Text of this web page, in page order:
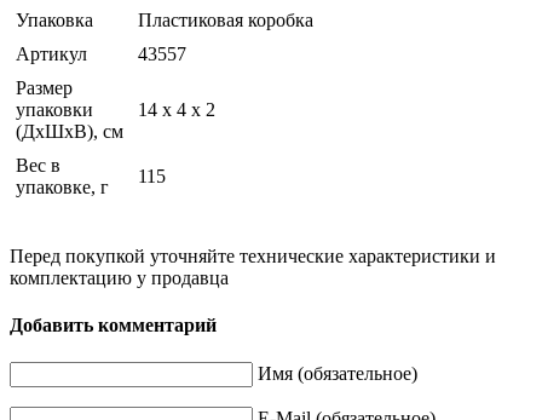
Упаковка
Пластиковая коробка
Артикул
43557
Размер
упаковки
(ДхШхВ), см
14 x 4 x 2
Вес в
упаковке, г
115
Перед покупкой уточняйте технические характеристики и
комплектацию у продавца
Добавить комментарий
Имя (обязательное)